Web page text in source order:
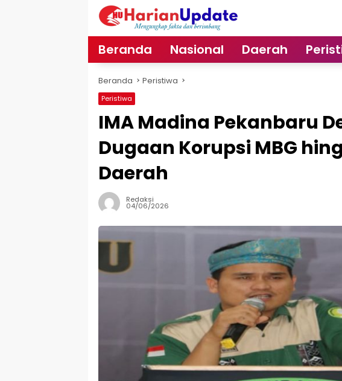
Beranda Nasional Daerah
Beranda Peristiwa
Peristiwa
IMA Madina Pekanbaru
Dugaan Korupsi MBG
Daerah
Redaksi
04/06/2026